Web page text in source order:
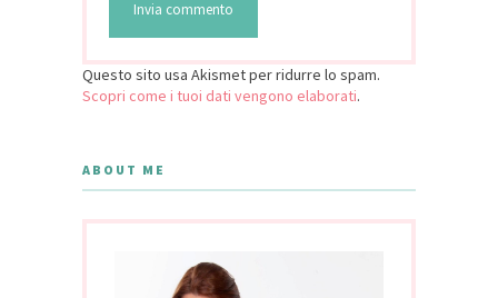
Questo sito usa Akismet per ridurre lo spam.
Scopri come i tuoi dati vengono elaborati.
ABOUT ME